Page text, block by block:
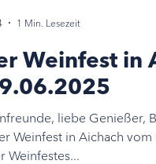
Weinfest in
liebe Genießer,
Weinfest in Aichach vom
Weinfestes...
1 Min. Lesezeit